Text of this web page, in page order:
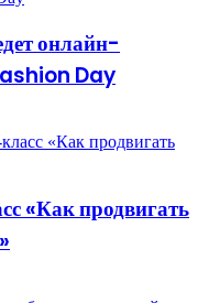
онлайн-
Day
«Как продвигать